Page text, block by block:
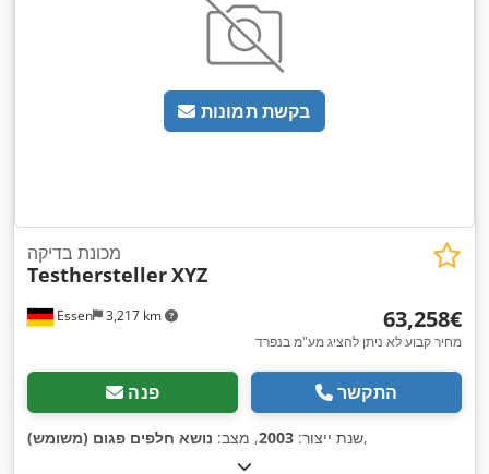
בקשת תמונות
Essen 3,217 km
מכונת בדיקה
TestherstellerXYZ
‏63,258 ‏€
מחיר קבוע לא ניתן להציג מע"מ בנפרד
פנה התקשר
שנת ייצור: 2003, מצב: נושא חלפים פגום (משומש) ,